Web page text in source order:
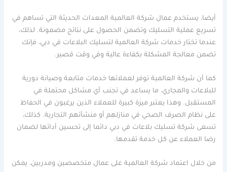
أيضا، يستخدم عمال شركة العالمية المعدات الحديثة التي تساهم في
تسريع عملية التسليك وتضمن الحصول على نتائج مضمونة. لذلك،
عندما تختار خدمات شركة العالمية لتسليك البلاعات في دبي، فإنك
تضمن معالجة المشكلة بكفاءة عالية وفي وقت قصير.
كما أن شركة العالمية توفر لعملائها خدمات متابعة وصيانة دورية
للبلاعات والمجاري، ما يساعد في تجنب أي مشاكل محتملة في
المستقبل. وهذا يعتبر ميزة كبيرة للعملاء الذين يرغبون في الحفاظ
على نظام الصرف الصحي في منازلهم أو منشآتهم التجارية. كذلك،
تسعى شركة تسليك بلاعات في دبي دائما إلى تحسين أدائها لضمان
رضا العملاء عن كل خدمة تقدمها.
من خلال اعتماد شركة العالمية على عمال متخصصين ومدربين، يمكن